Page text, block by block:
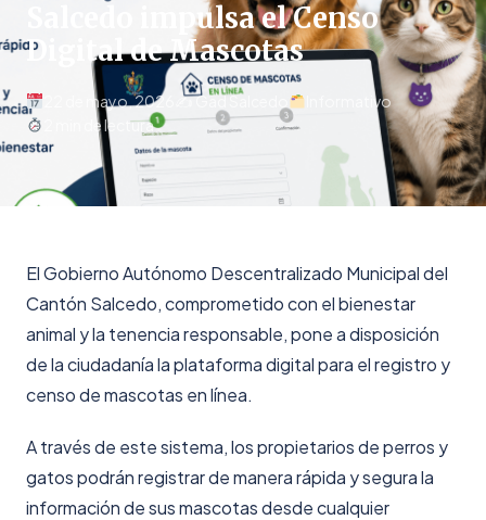
Salcedo impulsa el Censo
Digital de Mascotas
22 de mayo, 2026 ✍️ Gad Salcedo
Informativo
2 min de lectura
El Gobierno Autónomo Descentralizado Municipal del
Cantón Salcedo, comprometido con el bienestar
animal y la tenencia responsable, pone a disposición
de la ciudadanía la plataforma digital para el registro y
censo de mascotas en línea.
A través de este sistema, los propietarios de perros y
gatos podrán registrar de manera rápida y segura la
información de sus mascotas desde cualquier